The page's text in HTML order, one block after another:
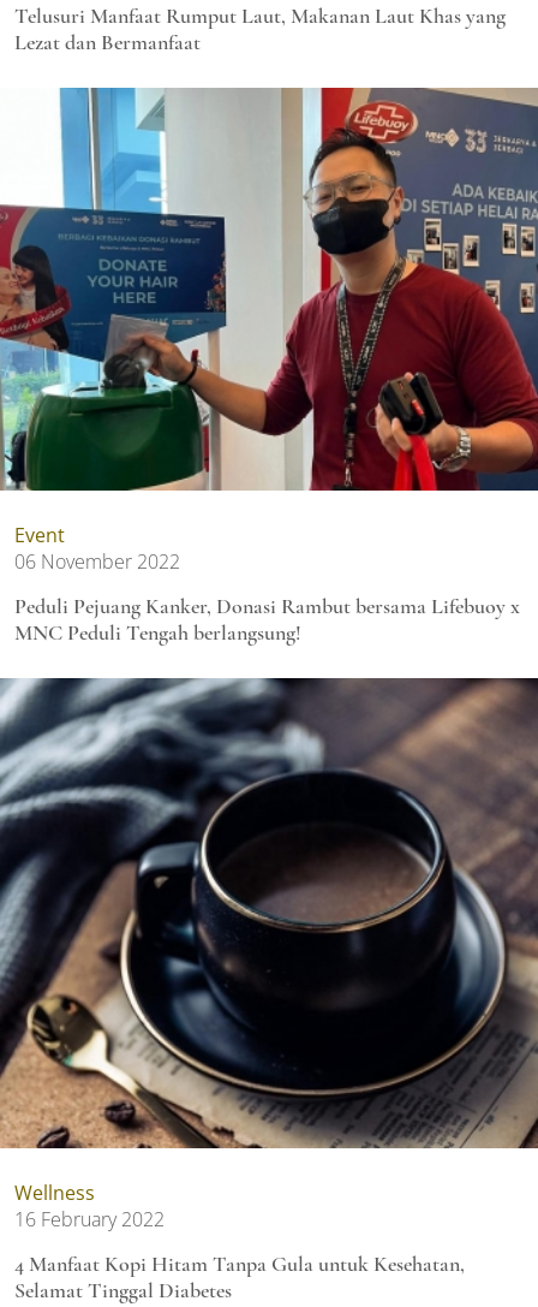
Telusuri Manfaat Rumput Laut, Makanan Laut Khas yang
Lezat dan Bermanfaat
Event
06 November 2022
Peduli Pejuang Kanker, Donasi Rambut bersama Lifebuoy x
MNC Peduli Tengah berlangsung!
Wellness
16 February 2022
4 Manfaat Kopi Hitam Tanpa Gula untuk Kesehatan,
Selamat Tinggal Diabetes